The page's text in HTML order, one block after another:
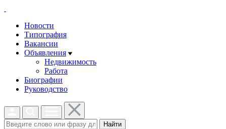
Новости
Типография
Вакансии
Объявления
Недвижимость
Работа
Биографии
Руководство
Найти